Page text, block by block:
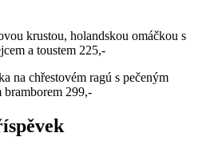
krustou, holandskou omáčkou s
a toustem 225,-
na chřestovém ragú s pečeným
bramborem 299,-